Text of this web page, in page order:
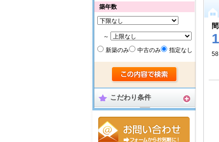
築年数
～
新築のみ
中古のみ 指定なし
こだわり条件